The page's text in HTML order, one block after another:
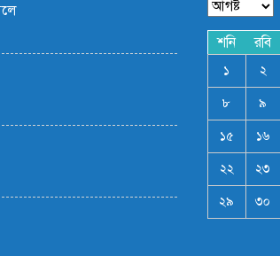
শনি রবি
১ ২
৮ ৯
১৫ ১৬
২২ ২৩
২৯ ৩০